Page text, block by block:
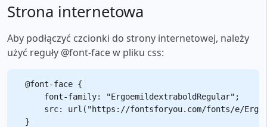
Strona internetowa
Aby podłączyć czcionki do strony internetowej, należy
użyć reguły @font-face w pliku css:
@font-face {
    font-family: "ErgoemildextraboldRegular";
src: url("https://fontsforyou.com/fonts/e/
}